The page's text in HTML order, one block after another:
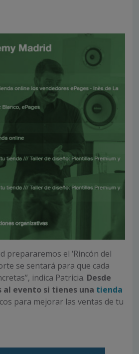
prepararemos el ‘Rincón del
se sentará para que cada
indica Patricia. Desde
al evento si tienes una tienda
para mejorar las ventas de tu